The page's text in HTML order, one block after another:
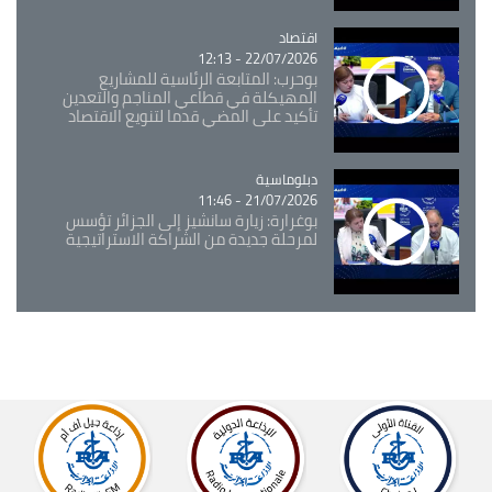
Catégorie
اقتصاد
22/07/2026 - 12:13
بوحرب: المتابعة الرئاسية للمشاريع
المهيكلة في قطاعي المناجم والتعدين
تأكيد على المضي قدما لتنويع الاقتصاد
Catégorie
دبلوماسية
21/07/2026 - 11:46
بوغرارة: زيارة سانشيز إلى الجزائر تؤسس
لمرحلة جديدة من الشراكة الاستراتيجية